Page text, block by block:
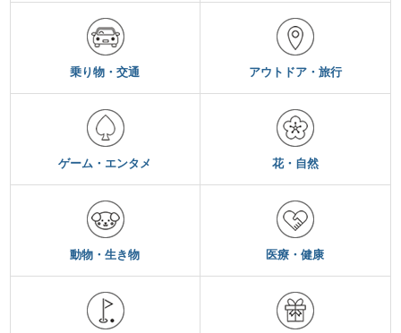
乗り物・交通 アウトドア・旅行
ゲーム・エンタメ 花・自然
動物・生き物 医療・健康